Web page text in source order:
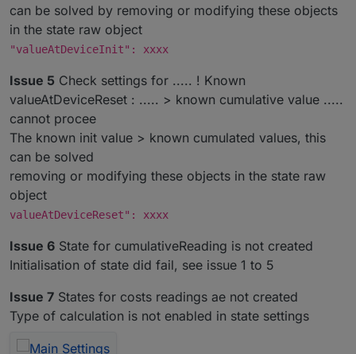
can be solved by removing or modifying these objects
in the state raw object
"valueAtDeviceInit": xxxx
Issue 5 Check settings for ..... ! Known
valueAtDeviceReset : ..... > known cumulative value .....
cannot procee
The known init value > known cumulated values, this
can be solved
removing or modifying these objects in the state raw
object
valueAtDeviceReset": xxxx
Issue 6 State for cumulativeReading is not created
Initialisation of state did fail, see issue 1 to 5
Issue 7 States for costs readings ae not created
Type of calculation is not enabled in state settings